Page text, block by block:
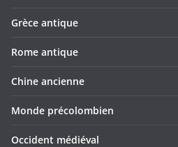
Grèce antique
Rome antique
Chine ancienne
Monde précolombien
Occident médiéval